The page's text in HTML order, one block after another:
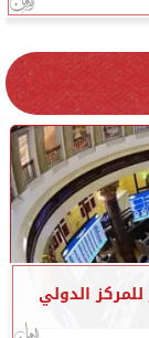
الدولي